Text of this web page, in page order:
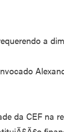
a
da CEF na